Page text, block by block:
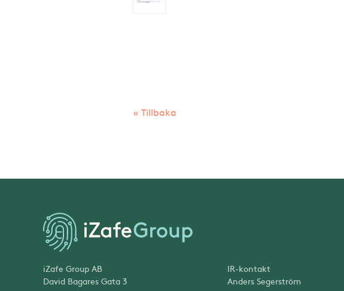
« Tillbaka
iZafe Group AB
David Bagares Gata 3
IR-kontakt
Anders Segerström